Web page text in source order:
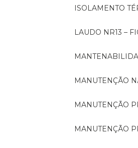
ISOLAMENTO
LAUDO NR13 –
MANUTENÇÃO
MANUTENÇÃO
MANUTENÇÃO